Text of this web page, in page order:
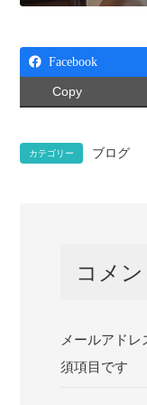
Facebook
Copy
カテゴリー ブログ
コメ
メールアドレ
須項目です